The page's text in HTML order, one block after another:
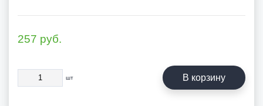
257 руб.
шт В корзину